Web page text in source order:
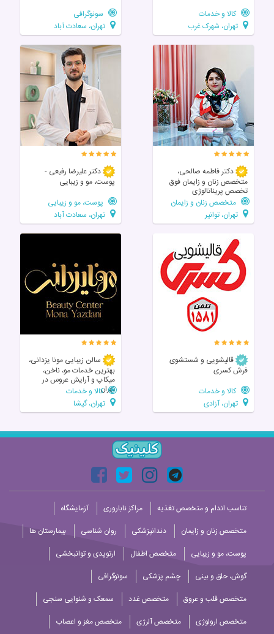
کالا و خدمات
تهران، شهرک غرب
سونوگرافی
تهران، سعادت آباد
دکتر فاطمه صالحی،
متخصص زنان و زایمان فوق
تخصص پریناتالوژی
متخصص زنان و زایمان
تهران، توانیر
دکتر علیرضا رفیعی -
پوست، مو و زیبایی
پوست، مو و زیبایی
تهران، سعادت آباد
قالیشویی و شستشوی
فرش کسری
کالا و خدمات
تهران، آزادی
سالن زیبایی مونا یزدانی،
بهترین خدمات مو، ناخن،
میکاپ و آرایش عروس در
تهرانکالا و خدمات
تهران، گیشا
تناسب اندام و متخصص تغذیه مراکز ناباروری
آزمایشگاه
متخصص زنان و زایمان
دندانپزشکی روان شناسی
بیمارستان ها
پوست، مو و زیبایی
متخصص اطفال
ارتوپدی و توانبخشی
گوش، حلق و بینی
چشم پزشکی
سونوگرافی
متخصص قلب و عروق
متخصص غدد
سمعک و شنوایی سنجی
متخصص ارولوژی
متخصص آلرژی متخصص مغز و اعصاب